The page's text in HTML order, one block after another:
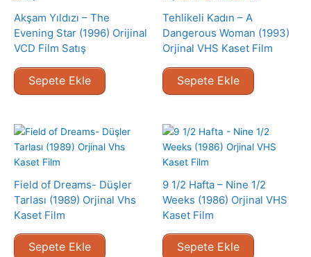
Akşam Yıldızı – The
Evening Star (1996) Orijinal
VCD Film Satış
Sepete Ekle
Tehlikeli Kadın – A
Dangerous Woman (1993)
Orjinal VHS Kaset Film
Sepete Ekle
Field of Dreams- Düşler
Tarlası (1989) Orjinal Vhs
Kaset Film
Sepete Ekle
9 1/2 Hafta – Nine 1/2
Weeks (1986) Orjinal VHS
Kaset Film
Sepete Ekle